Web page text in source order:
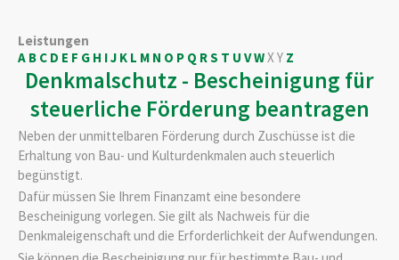
Leistungen
A B C D E F G H IJ K L M N O P Q RS T U VWXY Z
Denkmalschutz - Bescheinigung für
steuerliche Förderung beantragen
Neben der unmittelbaren Förderung durch Zuschüsse ist die
Erhaltung von Bau- und Kulturdenkmalen auch steuerlich
begünstigt.
Dafür müssen Sie Ihrem Finanzamt eine besondere
Bescheinigung vorlegen. Sie gilt als Nachweis für die
Denkmaleigenschaft und die Erforderlichkeit der Aufwendungen.